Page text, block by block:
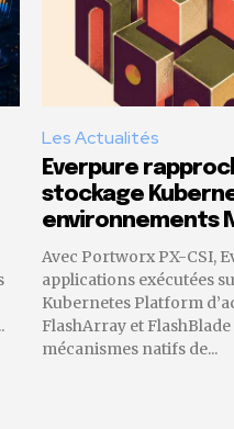
Les Actualités
Everpure
stockage
environnements
Avec Portworx PX-CSI,
applications exécutées
Kubernetes Platform
FlashArray et
mécanismes natifs de...